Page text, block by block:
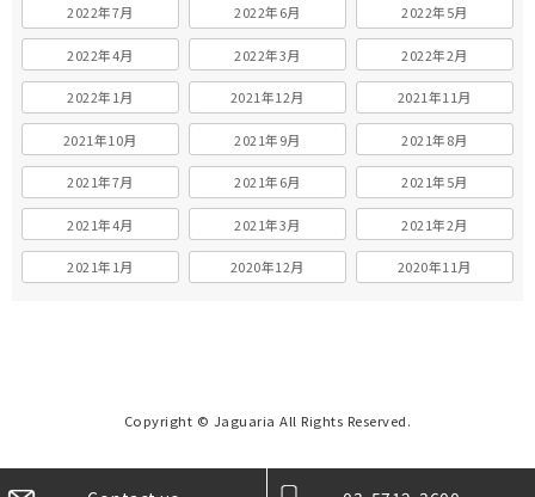
2022年7月 2022年6月 2022年5月
2022年4月 2022年3月 2022年2月
2022年1月 2021年12月 2021年11月
2021年10月 2021年9月 2021年8月
2021年7月 2021年6月 2021年5月
2021年4月 2021年3月 2021年2月
2021年1月 2020年12月 2020年11月
Copyright © Jaguaria All Rights Reserved.